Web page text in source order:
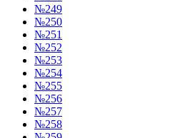
№249
№250
№251
№252
№253
№254
№255
№256
№257
№258